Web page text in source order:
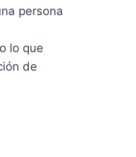
persona
lo que
de